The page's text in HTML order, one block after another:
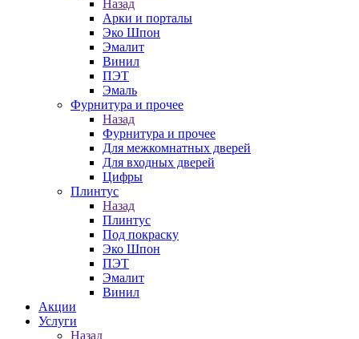
Назад
Арки и порталы
Эко Шпон
Эмалит
Винил
ПЭТ
Эмаль
Фурнитура и прочее
Назад
Фурнитура и прочее
Для межкомнатных дверей
Для входных дверей
Цифры
Плинтус
Назад
Плинтус
Под покраску
Эко Шпон
ПЭТ
Эмалит
Винил
Акции
Услуги
Назад